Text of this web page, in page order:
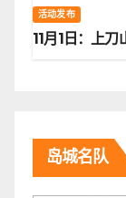
活动发布
11月1日：上
岛城名队